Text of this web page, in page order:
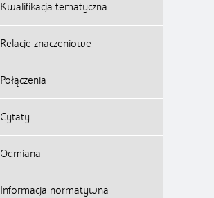
Kwalifikacja tematyczna
Relacje znaczeniowe
Połączenia
Cytaty
Odmiana
Informacja normatywna